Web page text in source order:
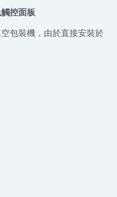
控面板
包裝機，由於直接安裝於